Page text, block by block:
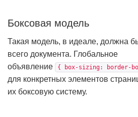
Боксовая модель
Такая модель, в идеале, должна
всего документа. Глобальное
объявление
{ box-sizing: border-
для конкретных элементов
их боксовую систему.